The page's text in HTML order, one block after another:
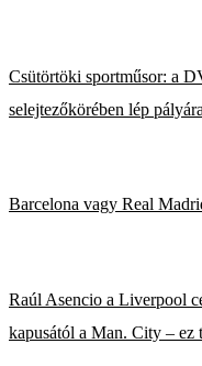
Csütörtöki sportműsor: a
selejtezőkörében lép pályára
Barcelona vagy Real
Raúl Asencio a Liverpool
kapusától a Man. City – ez